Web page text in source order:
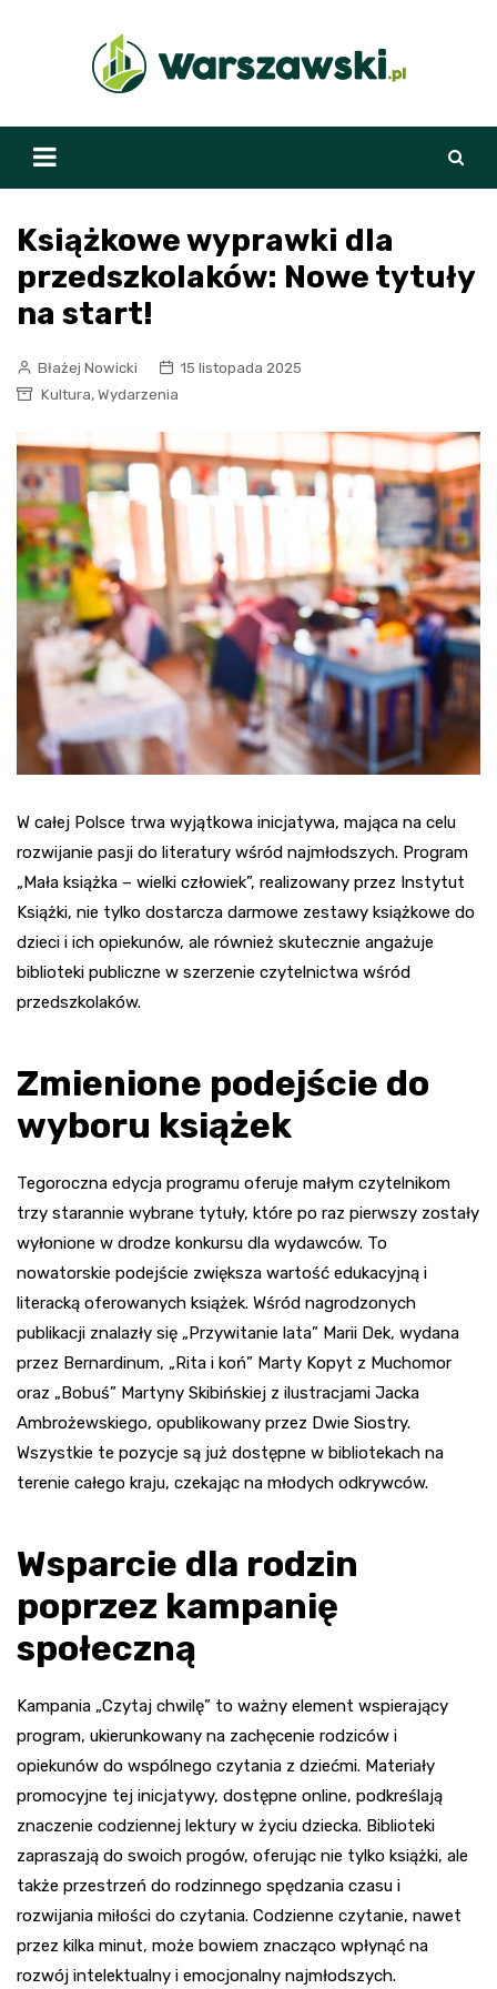
Książkowe wyprawki dla
przedszkolaków: Nowe tytuły
na start!
Błażej Nowicki
15 listopada 2025
Kultura, Wydarzenia
W całej Polsce trwa wyjątkowa inicjatywa, mająca na celu
rozwijanie pasji do literatury wśród najmłodszych. Program
„Mała książka – wielki człowiek”, realizowany przez Instytut
Książki, nie tylko dostarcza darmowe zestawy książkowe do
dzieci i ich opiekunów, ale również skutecznie angażuje
biblioteki publiczne w szerzenie czytelnictwa wśród
przedszkolaków.
Zmienione podejście do
wyboru książek
Tegoroczna edycja programu oferuje małym czytelnikom
trzy starannie wybrane tytuły, które po raz pierwszy zostały
wyłonione w drodze konkursu dla wydawców. To
nowatorskie podejście zwiększa wartość edukacyjną i
literacką oferowanych książek. Wśród nagrodzonych
publikacji znalazły się „Przywitanie lata” Marii Dek, wydana
przez Bernardinum, „Rita i koń” Marty Kopyt z Muchomor
oraz „Bobuś” Martyny Skibińskiej z ilustracjami Jacka
Ambrożewskiego, opublikowany przez Dwie Siostry.
Wszystkie te pozycje są już dostępne w bibliotekach na
terenie całego kraju, czekając na młodych odkrywców.
Wsparcie dla rodzin
poprzez kampanię
społeczną
Kampania „Czytaj chwilę” to ważny element wspierający
program, ukierunkowany na zachęcenie rodziców i
opiekunów do wspólnego czytania z dziećmi. Materiały
promocyjne tej inicjatywy, dostępne online, podkreślają
znaczenie codziennej lektury w życiu dziecka. Biblioteki
zapraszają do swoich progów, oferując nie tylko książki, ale
także przestrzeń do rodzinnego spędzania czasu i
rozwijania miłości do czytania. Codzienne czytanie, nawet
przez kilka minut, może bowiem znacząco wpłynąć na
rozwój intelektualny i emocjonalny najmłodszych.